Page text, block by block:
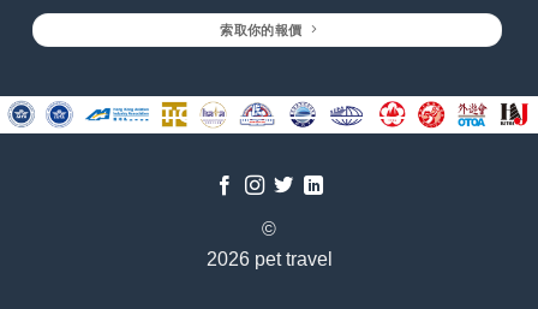
索取你的報價
©
2026 pet travel